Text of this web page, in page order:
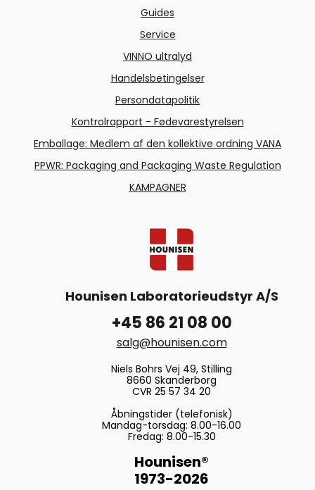
Guides
Service
VINNO ultralyd
Handelsbetingelser
Persondatapolitik
Kontrolrapport - Fødevarestyrelsen
Emballage: Medlem af den kollektive ordning VANA
PPWR: Packaging and Packaging Waste Regulation
KAMPAGNER
Hounisen Laboratorieudstyr A/S
+45 86 21 08 00
salg@hounisen.com
Niels Bohrs Vej 49, Stilling
8660 Skanderborg
CVR 25 57 34 20
Åbningstider (telefonisk)
Mandag-torsdag: 8.00-16.00
Fredag: 8.00-15.30
Hounisen®
1973-2026